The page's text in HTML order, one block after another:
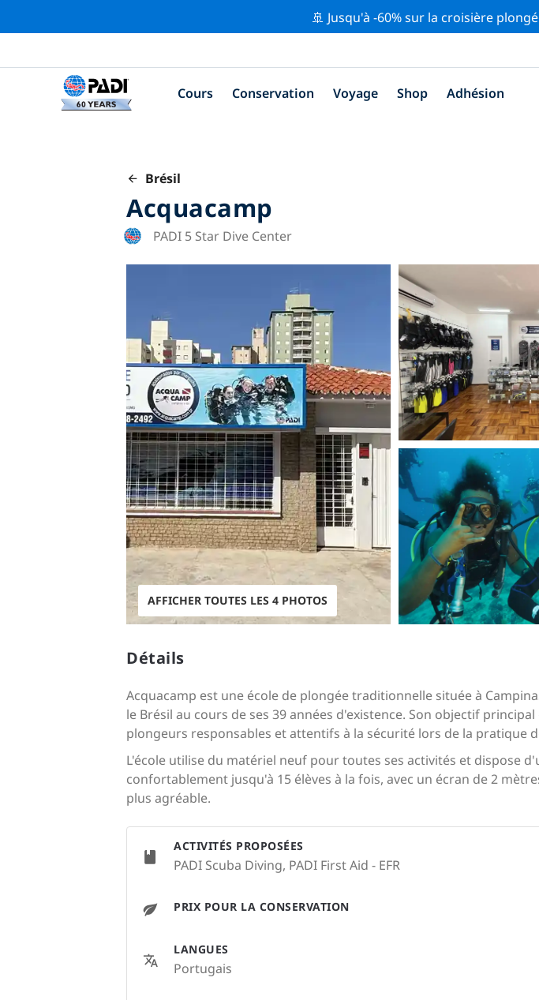
🚢 Jusqu'à -60% sur la croisière
Cours Conservation Voyage Shop Adhésion
Brésil
Acquacamp
PADI 5 Star Dive Center
AFFICHER TOUTES LES 4 PHOTOS
Détails
Acquacamp est une école de plongée traditionnelle située à
le Brésil au cours de ses 39 années d'existence. Son objectif
plongeurs responsables et attentifs à la sécurité lors de la pratique
L'école utilise du matériel neuf pour toutes ses activités et dispose
confortablement jusqu'à 15 élèves à la fois, avec un écran de 2
plus agréable.
ACTIVITÉS PROPOSÉES
PADI Scuba Diving, PADI First Aid - EFR
PRIX POUR LA CONSERVATION
LANGUES
Portugais